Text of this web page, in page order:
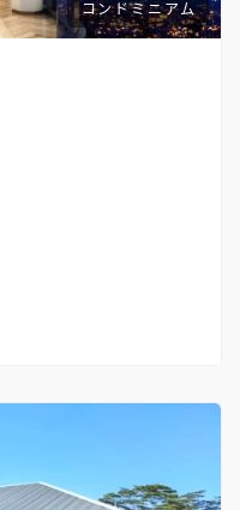
コンドミニアム